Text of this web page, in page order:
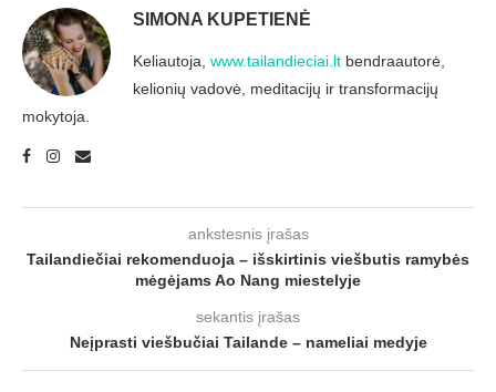
SIMONA KUPETIENĖ
Keliautoja, www.tailandieciai.lt bendraautorė,
kelionių vadovė, meditacijų ir transformacijų
mokytoja.
ankstesnis įrašas
Tailandiečiai rekomenduoja – išskirtinis viešbutis ramybės
mėgėjams Ao Nang miestelyje
sekantis įrašas
Neįprasti viešbučiai Tailande – nameliai medyje